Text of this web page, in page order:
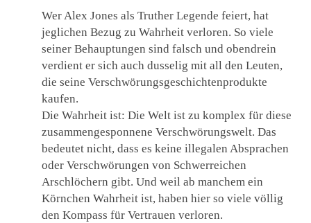
Wer Alex Jones als Truther Legende feiert, hat
jeglichen Bezug zu Wahrheit verloren. So viele
seiner Behauptungen sind falsch und obendrein
verdient er sich auch dusselig mit all den Leuten,
die seine Verschwörungsgeschichtenprodukte
kaufen.
Die Wahrheit ist: Die Welt ist zu komplex für diese
zusammengesponnene Verschwörungswelt. Das
bedeutet nicht, dass es keine illegalen Absprachen
oder Verschwörungen von Schwerreichen
Arschlöchern gibt. Und weil ab manchem ein
Körnchen Wahrheit ist, haben hier so viele völlig
den Kompass für Vertrauen verloren.